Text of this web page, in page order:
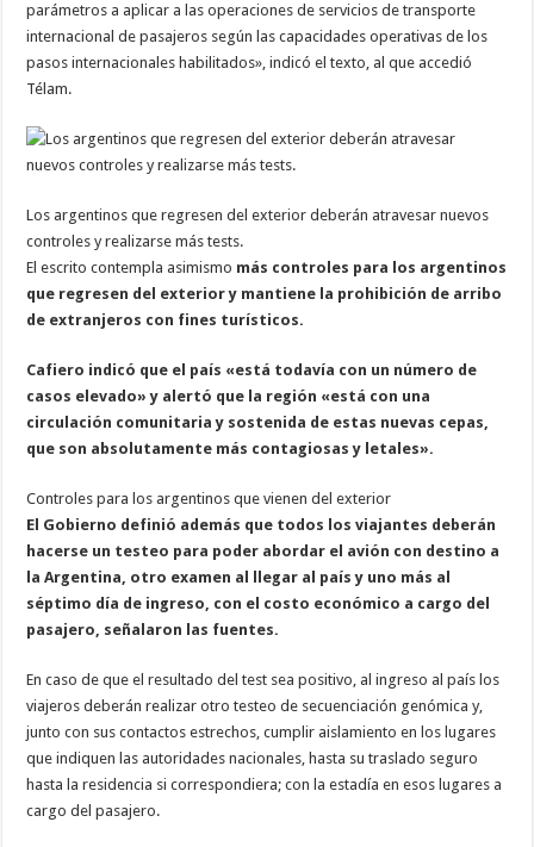
parámetros a aplicar a las operaciones de servicios de transporte
internacional de pasajeros según las capacidades operativas de los
pasos internacionales habilitados», indicó el texto, al que accedió
Télam.
Los argentinos que regresen del exterior deberán atravesar nuevos
controles y realizarse más tests.
El escrito contempla asimismo más controles para los argentinos
que regresen del exterior y mantiene la prohibición de arribo
de extranjeros con fines turísticos.
Cafiero indicó que el país «está todavía con un número de
casos elevado» y alertó que la región «está con una
circulación comunitaria y sostenida de estas nuevas cepas,
que son absolutamente más contagiosas y letales».
Controles para los argentinos que vienen del exterior
El Gobierno definió además que todos los viajantes deberán
hacerse un testeo para poder abordar el avión con destino a
la Argentina, otro examen al llegar al país y uno más al
séptimo día de ingreso, con el costo económico a cargo del
pasajero, señalaron las fuentes.
En caso de que el resultado del test sea positivo, al ingreso al país los
viajeros deberán realizar otro testeo de secuenciación genómica y,
junto con sus contactos estrechos, cumplir aislamiento en los lugares
que indiquen las autoridades nacionales, hasta su traslado seguro
hasta la residencia si correspondiera; con la estadía en esos lugares a
cargo del pasajero.